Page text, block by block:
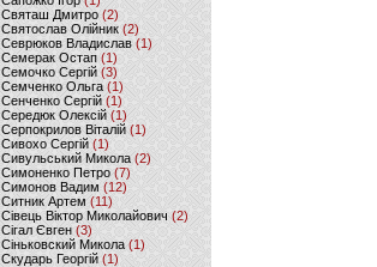
Святаш Дмитро (2)
Святослав Олійник (2)
Севрюков Владислав (1)
Семерак Остап (1)
Семочко Сергій (3)
Семченко Ольга (1)
Сенченко Сергій(1)
Середюк Олексій(1)
Серпокрилов Віталій(1)
Сивохо Сергій(1)
Сивульський Микола(2)
Симоненко Петро(7)
Симонов Вадим (12)
Ситник Артем(11)
Сівець Віктор Миколайович(2)
Сігал Євген (3)
Сіньковский Микола(1)
Скударь Георгій (1)